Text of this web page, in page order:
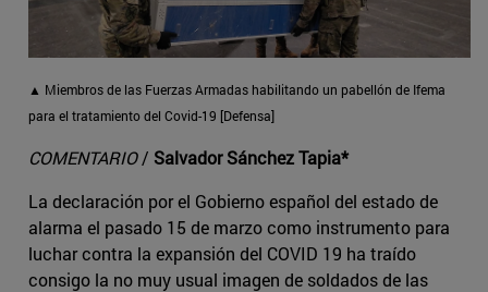
▲ Miembros de las Fuerzas Armadas habilitando un pabellón de Ifema
para el tratamiento del Covid-19 [Defensa]
COMENTARIO/ Salvador Sánchez Tapia*
La declaración por el Gobierno español del estado de
alarma el pasado 15 de marzo como instrumento para
luchar contra la expansión del COVID 19 ha traído
consigo la no muy usual imagen de soldados de las